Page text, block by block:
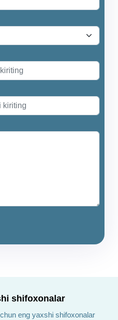
shifoxonalar
eng yaxshi shifoxonalar